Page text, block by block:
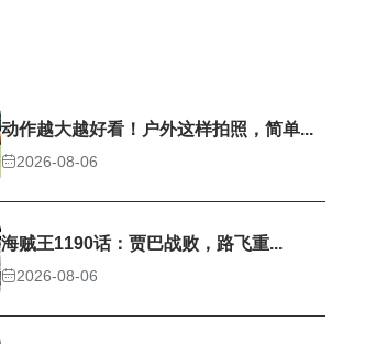
动作越大越好看！户外这样拍照，简单...
2026-08-06
海贼王1190话：贾巴战败，路飞重...
2026-08-06